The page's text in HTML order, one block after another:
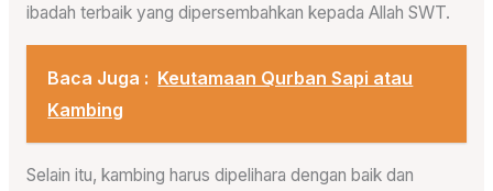
ibadah terbaik yang dipersembahkan kepada Allah SWT.
Baca Juga : Keutamaan Qurban Sapi atau
Kambing
Selain itu, kambing harus dipelihara dengan baik dan